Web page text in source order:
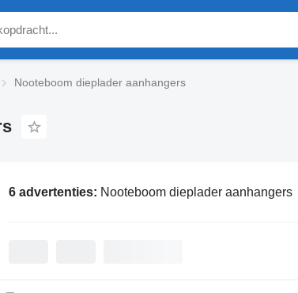
Nooteboom dieplader aanhangers
6 advertenties: Nooteboom dieplader aanhangers